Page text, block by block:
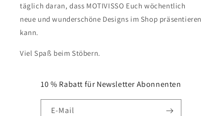
täglich daran, dass MOTIVISSO Euch wöchentlich
neue und wunderschöne Designs im Shop präsentieren
kann.
Viel Spaß beim Stöbern.
10 % Rabatt für Newsletter Abonnenten
E-Mail